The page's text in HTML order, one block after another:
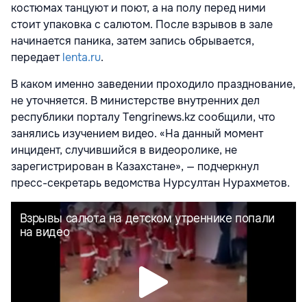
костюмах танцуют и поют, а на полу перед ними
стоит упаковка с салютом. После взрывов в зале
начинается паника, затем запись обрывается,
передаетlenta.ru.
В каком именно заведении проходило празднование,
не уточняется. В министерстве внутренних дел
республики порталу Tengrinews.kz сообщили, что
занялись изучением видео. «На данный момент
инцидент, случившийся в видеоролике, не
зарегистрирован в Казахстане», — подчеркнул
пресс-секретарь ведомства Нурсултан Нурахметов.